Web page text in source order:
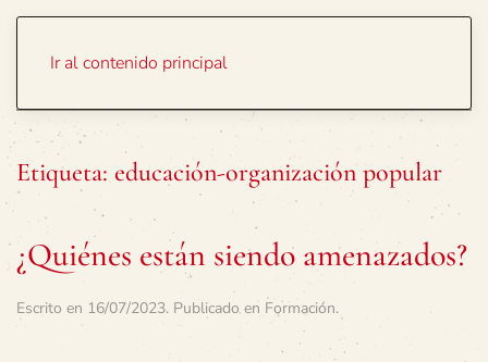
Ir al contenido principal
Etiqueta: educación-organización popular
¿Quiénes están siendo amenazados?
Escrito en 16/07/2023. Publicado en Formación.